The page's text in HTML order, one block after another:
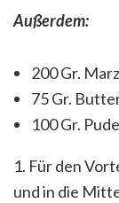
Außerdem:
200 Gr.
75 Gr.
100 Gr.
1. Für den
und in die